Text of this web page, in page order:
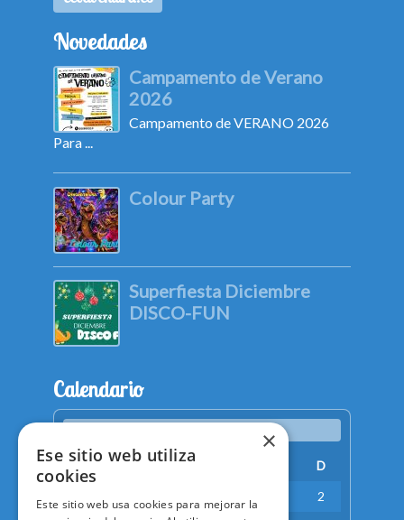
Novedades
Campamento de Verano
2026
Campamento de VERANO 2026
Para ...
Colour Party
Superfiesta Diciembre
DISCO-FUN
Calendario
agosto 2026
L M X
D
2
×
Ese sitio web utiliza
cookies
Este sitio web usa cookies para mejorar la